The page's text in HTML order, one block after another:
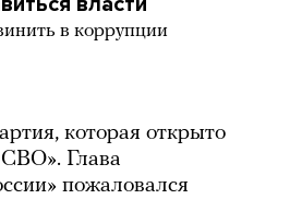
в коррупции
которая открыто
Глава
пожаловался